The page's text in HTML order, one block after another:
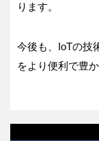
ります。
今後も、IoTの技
をより便利で豊